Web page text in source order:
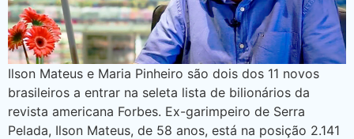
Ilson Mateus e Maria Pinheiro são dois dos 11 novos
brasileiros a entrar na seleta lista de bilionários da
revista americana Forbes. Ex-garimpeiro de Serra
Pelada, Ilson Mateus, de 58 anos, está na posição 2.141